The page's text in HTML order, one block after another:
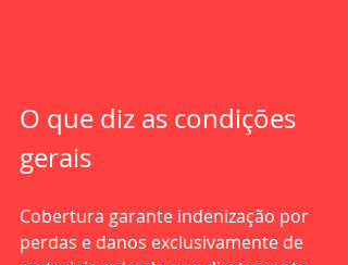
O que diz as condições
gerais
Cobertura garante indenização por
perdas e danos exclusivamente de